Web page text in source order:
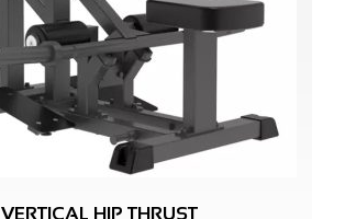
VERTICAL HIP THRUST